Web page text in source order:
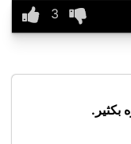
بكثير.